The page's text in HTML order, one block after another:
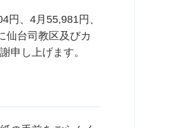
円、4月55,981円、
仙台司教区及びカ
申し上げます。